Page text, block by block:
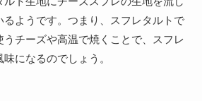
ようです。つまり、スフレタルトで
チーズや高温で焼くことで、スフレ
になるのでしょう。